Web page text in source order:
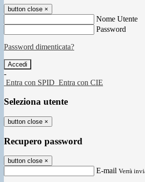
button close ×
Nome Utente
Password
Password dimenticata?
-
Entra con SPID Entra con CIE
Seleziona utente
button close ×
Recupero password
button close ×
E-mail Verrà